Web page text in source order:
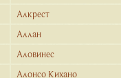
Алкрест
Аллан
Аловинес
Алонсо Кихано